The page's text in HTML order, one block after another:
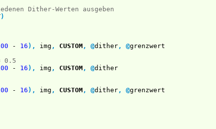
Dither-Werten ausgeben
)
- 16 ) , img , CUSTOM, @dither, @grenzwert
0.5
- 16 ) , img , CUSTOM, @dither
- 16 ) , img , CUSTOM, @dither, @grenzwert